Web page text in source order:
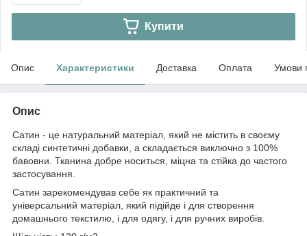
Купити
Опис Характеристики Доставка Оплата Умови
Опис
Сатин - це натуральний матеріал, який не містить в своєму
складі синтетичні добавки, а складається виключно з 100%
бавовни. Тканина добре носиться, міцна та стійка до частого
застосування.
Сатин зарекомендував себе як практичний та
універсальний матеріал, який підійде і для створення
домашнього текстилю, і для одягу, і для ручних виробів.